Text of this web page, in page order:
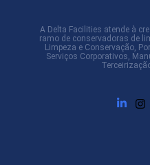
A Delta Facilities atende à
ramo de conservadoras de
Limpeza e Conservação,
Serviços Corporativos,